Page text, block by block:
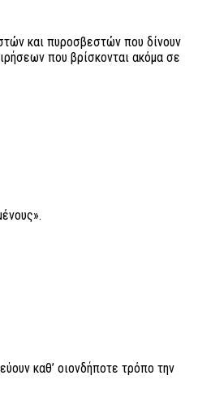
και πυροσβεστών που δίνουν
που βρίσκονται ακόμα σε
καθ’ οιονδήποτε τρόπο την